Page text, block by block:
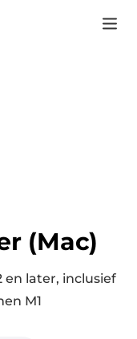
(Mac)
en later, inclusief
M1